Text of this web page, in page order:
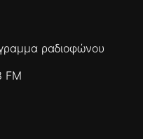
ραδιοφώνου
FM